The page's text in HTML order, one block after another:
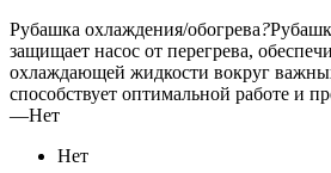
Рубашка охлаждения/обогрева?
защищает насос от перегрева,
охлаждающей жидкости вокруг
способствует оптимальной работе и
—Нет
Нет